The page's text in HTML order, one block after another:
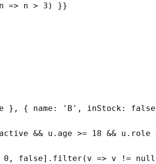
n > 3) }}
}, { name: 'B', inStock:
&& u.age >= 18 && u.role
0, false].filter(v => v !=